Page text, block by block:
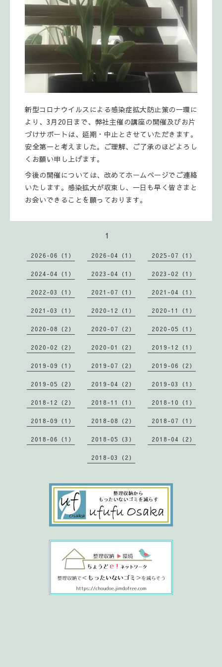
新型コロナウイルスによる感染症拡大防止策の一環に
より、3月20日まで、弊社主催の講座の開催及びお片
づけサポートは、延期・中止とさせていただきます。
安全第一と考えました。ご理解、ご了承のほどよろし
くお願い申し上げます。
今後の開催については、改めてホームページでご連絡
いたします。感染拡大が収束し、一日も早く皆さまと
お会いできることを願っております。
1
2026-06（1） 2026-04（1） 2025-07（1）
2024-04（1） 2023-04（1） 2023-02（1）
2022-03（1） 2021-07（1） 2021-04（1）
2021-03（1） 2020-12（1） 2020-11（1）
2020-08（2） 2020-07（2） 2020-05（1）
2020-02（2） 2020-01（2） 2019-12（1）
2019-09（1） 2019-07（2） 2019-06（2）
2019-05（2） 2019-04（2） 2019-03（1）
2018-12（2） 2018-11（1） 2018-10（1）
2018-09（1） 2018-08（2） 2018-07（1）
2018-06（1） 2018-05（3） 2018-04（2）
2018-03（2）